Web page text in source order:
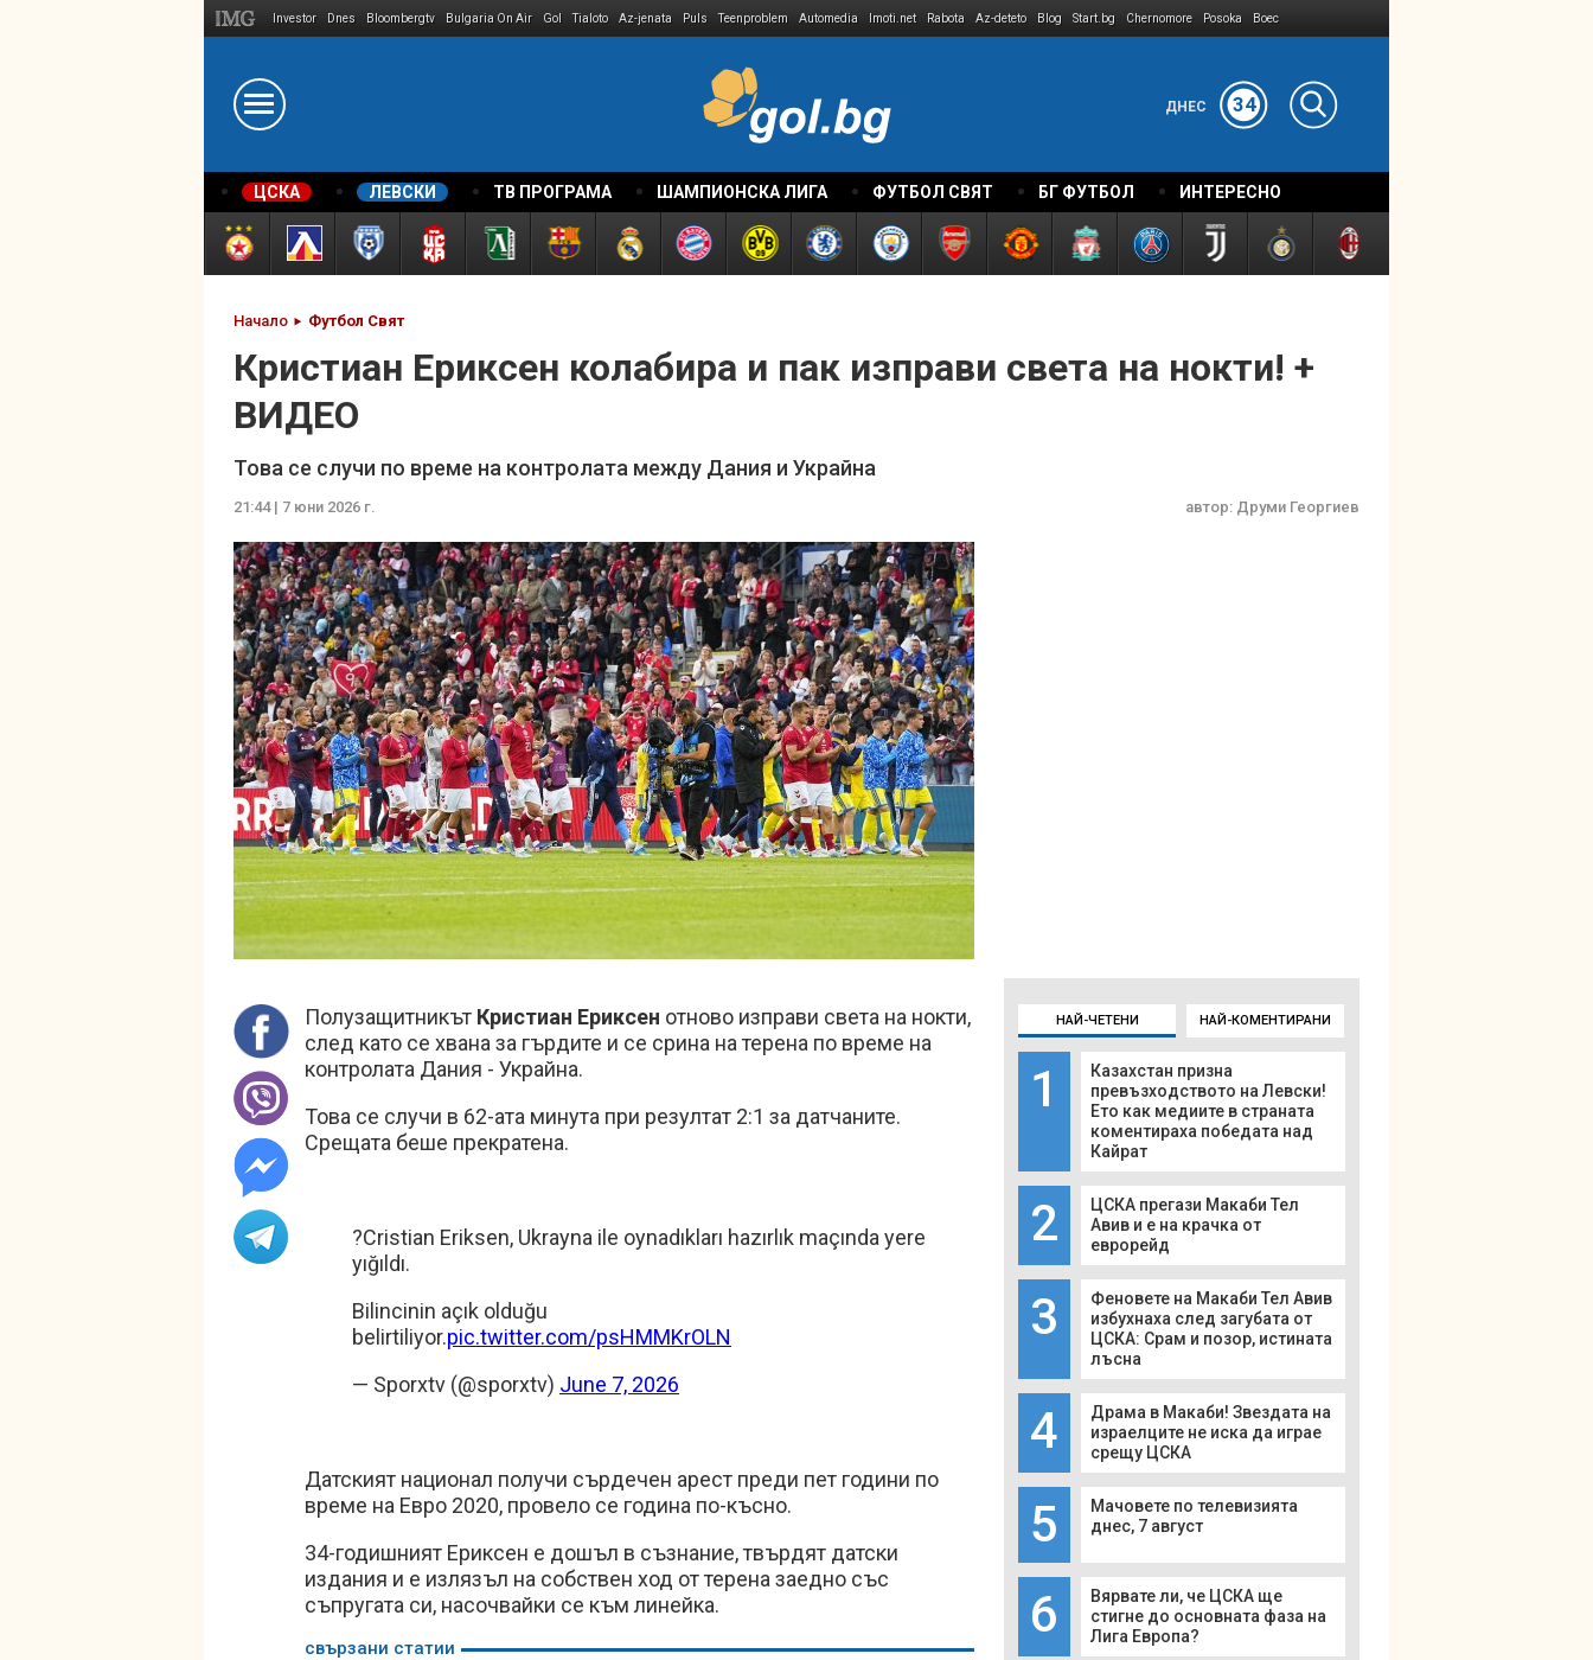
Investor Dnes Bloombergtv Bulgaria On Air Gol Tialoto Az-jenata Puls Teenproblem Automedia Imoti.net Rabota Az-deteto Blog Start.bg Chernomore Posoka Boec
ДНЕС 34
ЦСКА ЛЕВСКИ ТВ ПРОГРАМА ШАМПИОНСКА ЛИГА ФУТБОЛ СВЯТ БГ ФУТБОЛ ИНТЕРЕСНО
Начало Футбол Свят
Кристиан Ериксен колабира и пак изправи света на нокти! +
ВИДЕО
Това се случи по време на контролата между Дания и Украйна
21:44 | 7 юни 2026 г. автор: Друми Георгиев
Полузащитникът Кристиан Ериксен отново изправи света на нокти,
след като се хвана за гърдите и се срина на терена по време на
контролата Дания - Украйна.
Това се случи в 62-ата минута при резултат 2:1 за датчаните.
Срещата беше прекратена.
?Cristian Eriksen, Ukrayna ile oynadıkları hazırlık maçında yere
yığıldı.
Bilincinin açık olduğu
belirtiliyor.pic.twitter.com/psHMMKrOLN
— Sporxtv (@sporxtv) June 7, 2026
Датският национал получи сърдечен арест преди пет години по
време на Евро 2020, провело се година по-късно.
34-годишният Ериксен е дошъл в съзнание, твърдят датски
издания и е излязъл на собствен ход от терена заедно със
съпругата си, насочвайки се към линейка.
свързани статии
НАЙ-ЧЕТЕНИ НАЙ-КОМЕНТИРАНИ
1
Казахстан призна
превъзходството на Левски!
Ето как медиите в страната
коментираха победата над
Кайрат
2
ЦСКА прегази Макаби Тел
Авив и е на крачка от
еврорейд
3
Феновете на Макаби Тел Авив
избухнаха след загубата от
ЦСКА: Срам и позор, истината
лъсна
4
Драма в Макаби! Звездата на
израелците не иска да играе
срещу ЦСКА
5
Мачовете по телевизията
днес, 7 август
6
Вярвате ли, че ЦСКА ще
стигне до основната фаза на
Лига Европа?